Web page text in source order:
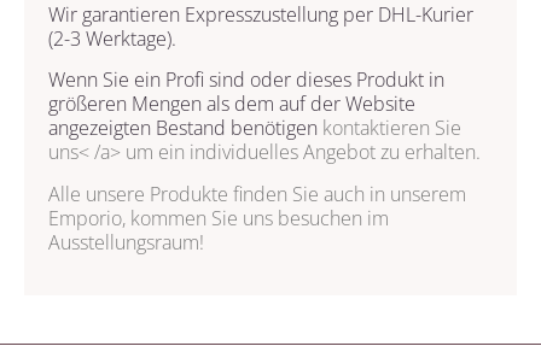
Wir garantieren Expresszustellung per DHL-Kurier
(2-3 Werktage).
Wenn Sie ein Profi sind oder dieses Produkt in
größeren Mengen als dem auf der Website
angezeigten Bestand benötigen kontaktieren Sie
uns< /a> um ein individuelles Angebot zu erhalten.
Alle unsere Produkte finden Sie auch in unserem
Emporio, kommen Sie uns besuchen im
Ausstellungsraum!